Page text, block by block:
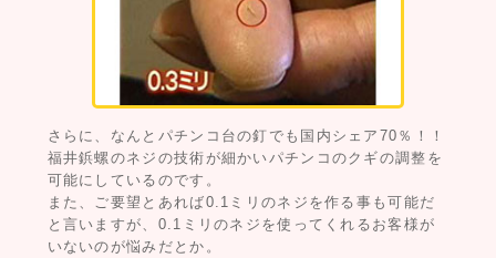
さらに、なんとパチンコ台の釘でも国内シェア70％！！
福井鋲螺のネジの技術が細かいパチンコのクギの調整を
可能にしているのです。
また、ご要望とあれば0.1ミリのネジを作る事も可能だ
と言いますが、0.1ミリのネジを使ってくれるお客様が
いないのが悩みだとか。